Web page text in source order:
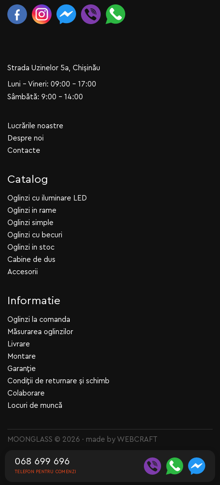
Strada Uzinelor 5a, Chișinău
Luni - Vineri: 09:00 - 17:00
Sâmbătă: 9:00 - 14:00
Lucrările noastre
Despre noi
Contacte
Catalog
Oglinzi cu iluminare LED
Oglinzi in rame
Oglinzi simple
Oglinzi cu becuri
Oglinzi in stoc
Cabine de dus
Accesorii
Informatie
Oglinzi la comanda
Măsurarea oglinzilor
Livrare
Montare
Garanție
Condiții de returnare și schimb
Colaborare
Locuri de muncă
MOONGLASS © 2026 · made by WEBCRAFT
068 699 696
TELEFON PENTRU COMENZI